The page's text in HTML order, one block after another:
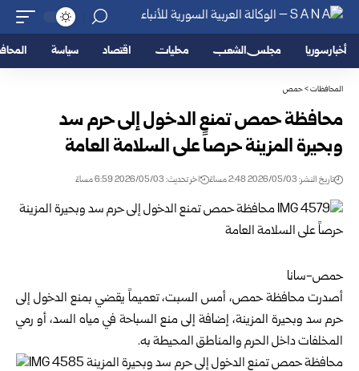
أخبار سوريا مجلس الشعب محليات اقتصاد سياسة
المحافظات>حمص
محافظة حمص تمنع الدخول إلى حرم سد
وبحيرة المزينة حرصاً على السلامة العامة
تاريخ النشر: 2026/05/03 2:48 مساءً اخر تحديث: 2026/05/03 6:59 مساءً
حمص-سانا
أصدرت محافظةحمص، أمس السبت، تعميماً يقضي بمنع الدخول إلى
حرم سد وبحيرة المزينة، إضافة إلى منع السباحة في مياه السد، أو رمي
المخلفات داخل الحرم والمناطق المحيطة به.